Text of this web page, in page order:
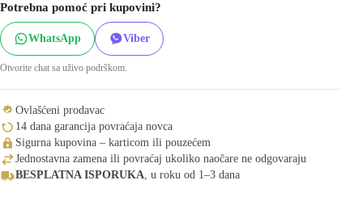
Potrebna pomoć pri kupovini?
WhatsApp Viber
Otvorite chat sa uživo podrškom.
Ovlašćeni prodavac
14 dana garancija povraćaja novca
Sigurna kupovina – karticom ili pouzećem
Jednostavna zamena ili povraćaj ukoliko naočare ne odgovaraju
BESPLATNA ISPORUKA, u roku od 1–3 dana